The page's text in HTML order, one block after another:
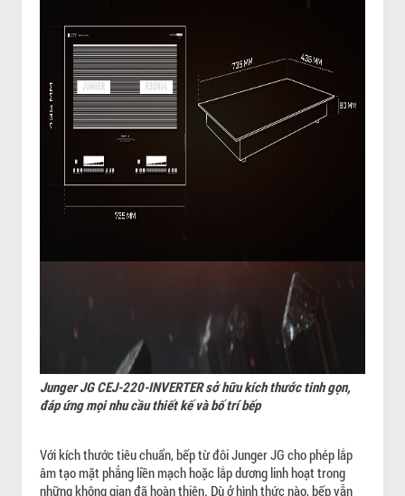
Junger JG CEJ-220-INVERTER sở hữu kích thước tinh gọn,
đáp ứng mọi nhu cầu thiết kế và bố trí bếp
Với kích thước tiêu chuẩn, bếp từ đôi Junger JG cho phép lắp
âm tạo mặt phẳng liền mạch hoặc lắp dương linh hoạt trong
những không gian đã hoàn thiện. Dù ở hình thức nào, bếp vẫn